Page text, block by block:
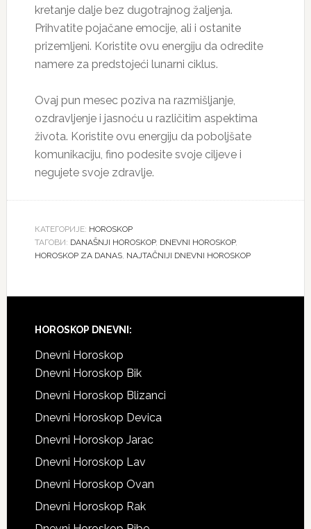
kretanje dalje bez dugotrajnog žaljenja.
Prihvatite pojačane emocije, ali i ostanite
prizemljeni. Koristite ovu energiju da odredite
namere za predstojeći lunarni ciklus.
Ovaj pun mesec poziva na razmišljanje,
ozdravljenje i jasnoću u različitim aspektima
života. Koristite ovu energiju da poboljšate
komunikaciju, fino podesite svoje ciljeve i
negujete svoje zdravlje.
КАТЕГОРИЈЕ: HOROSKOP
ТАГОВИ: DANAŠNJI HOROSKOP, DNEVNI HOROSKOP,
HOROSKOP ZA DANAS, NAJTAČNIJI DNEVNI HOROSKOP
Footer
HOROSKOP DNEVNI:
Dnevni Horoskop
Dnevni Horoskop Bik
Dnevni Horoskop Blizanci
Dnevni Horoskop Devica
Dnevni Horoskop Jarac
Dnevni Horoskop Lav
Dnevni Horoskop Ovan
Dnevni Horoskop Rak